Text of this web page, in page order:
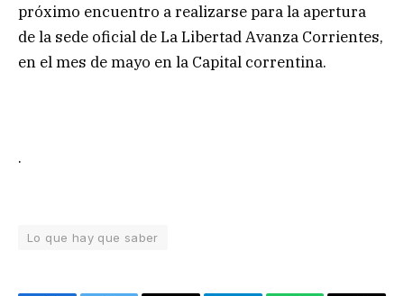
próximo encuentro a realizarse para la apertura
de la sede oficial de La Libertad Avanza Corrientes,
en el mes de mayo en la Capital correntina.
.
Lo que hay que saber